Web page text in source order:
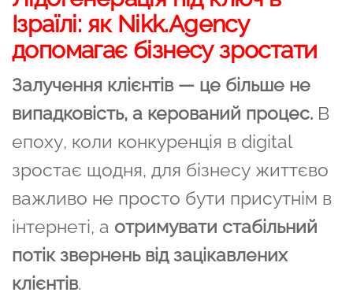
Ізраїлі: як Nikk.Agency
допомагає бізнесу зростати
Залучення клієнтів — це більше не
випадковість, а керований процес. В
епоху, коли конкуренція в digital
зростає щодня, для бізнесу життєво
важливо не просто бути присутнім в
інтернеті, а отримувати стабільний
потік звернень від зацікавлених
клієнтів.